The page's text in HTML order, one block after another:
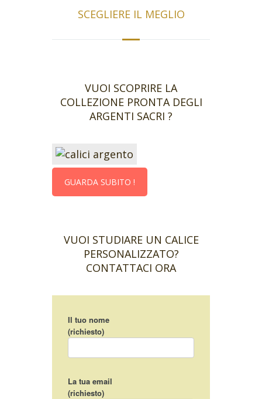
SCEGLIERE IL MEGLIO
VUOI SCOPRIRE LA
COLLEZIONE PRONTA DEGLI
ARGENTI SACRI ?
GUARDA SUBITO !
VUOI STUDIARE UN CALICE
PERSONALIZZATO?
CONTATTACI ORA
Il tuo nome
(richiesto)
La tua email
(richiesto)